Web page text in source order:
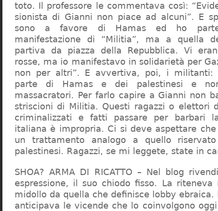
toto. Il professore le commentava così:
sionista di Gianni non piace ad alcuni”. E
sono a favore di Hamas ed ho
manifestazione di “Militia”, ma a quella
partiva da piazza della Repubblica. Vi
rosse, ma io manifestavo in solidarietà per
non per altri”. E avvertiva, poi, i militanti:
parte di Hamas e dei palestinesi e
massacratori. Per farlo capire a Gianni non
striscioni di Militia. Questi ragazzi o elettori
criminalizzati e fatti passare per barbari
italiana è impropria. Ci si deve aspettare
un trattamento analogo a quello
palestinesi. Ragazzi, se mi leggete, state in
SHOA? ARMA DI RICATTO – Nel blog
espressione, il suo chiodo fisso. La
midollo da quella che definisce lobby ebraica.
anticipava le vicende che lo coinvolgono